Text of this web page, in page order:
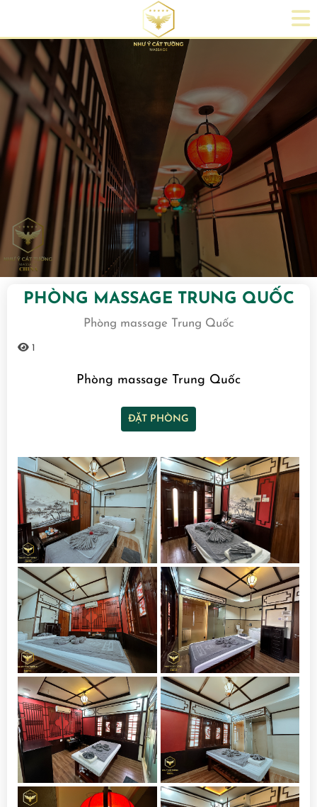
PHÒNG MASSAGE TRUNG QUỐC
Phòng massage Trung Quốc
1
Phòng massage Trung Quốc
ĐẶT PHÒNG